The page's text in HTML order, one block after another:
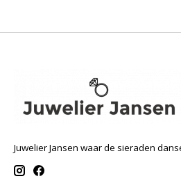
Juwelier Jansen waar de sieraden